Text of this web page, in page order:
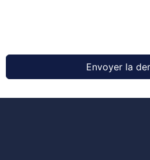
Envoyer la